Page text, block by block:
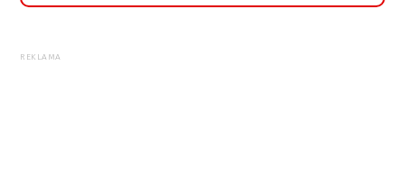
REKLAMA